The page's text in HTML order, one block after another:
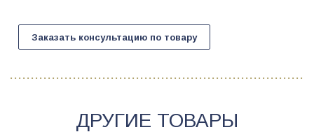
Заказать консультацию по товару
ДРУГИЕ ТОВАРЫ